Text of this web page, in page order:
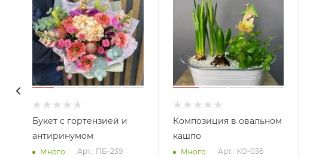
Букет с гортензией и
антиринумом
Много Арт.: ПБ-239
Композиция в овальном
кашпо
Много Арт.: КО-036